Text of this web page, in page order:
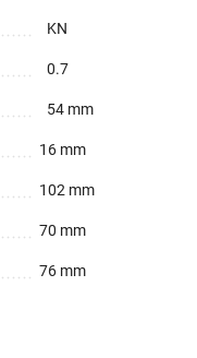
KN
0.7
54 mm
16 mm
102 mm
70 mm
76 mm